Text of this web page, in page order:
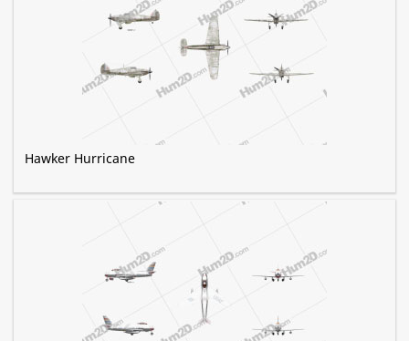
Hawker Hurricane